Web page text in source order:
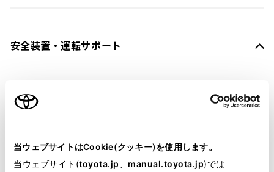
当ウェブサイトはCookie(クッキー)を使用します。
当ウェブサイト(toyota.jp manual.toyota.jp)では
安全装置・運転サポート
サポカー
サポカーS
衝突被害軽減ブレーキ